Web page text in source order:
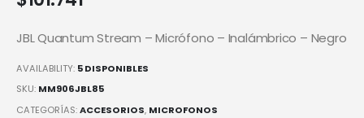
JBL Quantum Stream – Micrófono – Inalámbrico – Negro
AVAILABILITY: 5 DISPONIBLES
SKU: MM906JBL85
CATEGORÍAS:ACCESORIOS, MICROFONOS